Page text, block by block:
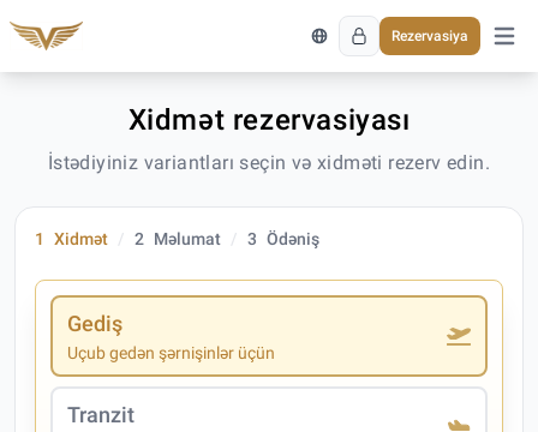
Rezervasiya
Əsas
Xidmət rezervasiyası
İstədiyiniz variantları seçin və xidməti rezerv edin.
1 Xidmət 2 Məlumat 3 Ödəniş
Gediş
Uçub gedən şərnişinlər üçün
Tranzit